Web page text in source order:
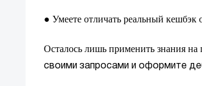
● Умеете отличать реальный кешбэк
Осталось лишь применить знания на
своими запросами и оформите